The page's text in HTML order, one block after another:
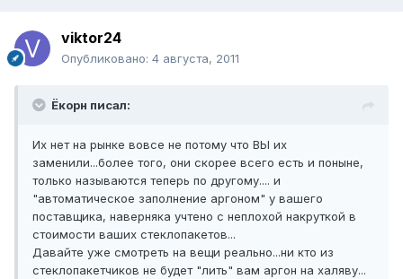
viktor24
Опубликовано: 4 августа, 2011
Ёкорн писал:
Их нет на рынке вовсе не потому что ВЫ их
заменили...более того, они скорее всего есть и поныне,
только называются теперь по другому.... и
"автоматическое заполнение аргоном" у вашего
поставщика, наверняка учтено с неплохой накруткой в
стоимости ваших стеклопакетов...
Давайте уже смотреть на вещи реально...ни кто из
стеклопакетчиков не будет "лить" вам аргон на халяву...